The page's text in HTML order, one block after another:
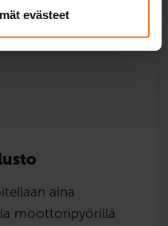
evästeet
aina
moottoripyörillä